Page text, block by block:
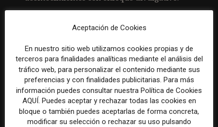
: creador centrado en entrevistas
Vitinho (@vitinho.fw, Brasil): creador
especializado en actualidad futbolística,
selecciones nacionales y contenidos de
entretenimiento.
Aceptación de Cookies
En nuestro sitio web utilizamos cookies propias y de
terceros para finalidades analíticas mediante el análisis del
tráfico web, para personalizar el contenido mediante sus
preferencias y con finalidades publicitarias. Para más
información puedes consultar nuestra Política de Cookies
AQUÍ. Puedes aceptar y rechazar todas las cookies en
bloque o también puedes aceptarlas de forma concreta,
modificar su selección o rechazar su uso pulsando